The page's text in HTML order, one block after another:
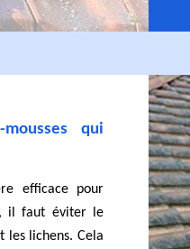
qui
efficace pour
il faut éviter le
les lichens. Cela